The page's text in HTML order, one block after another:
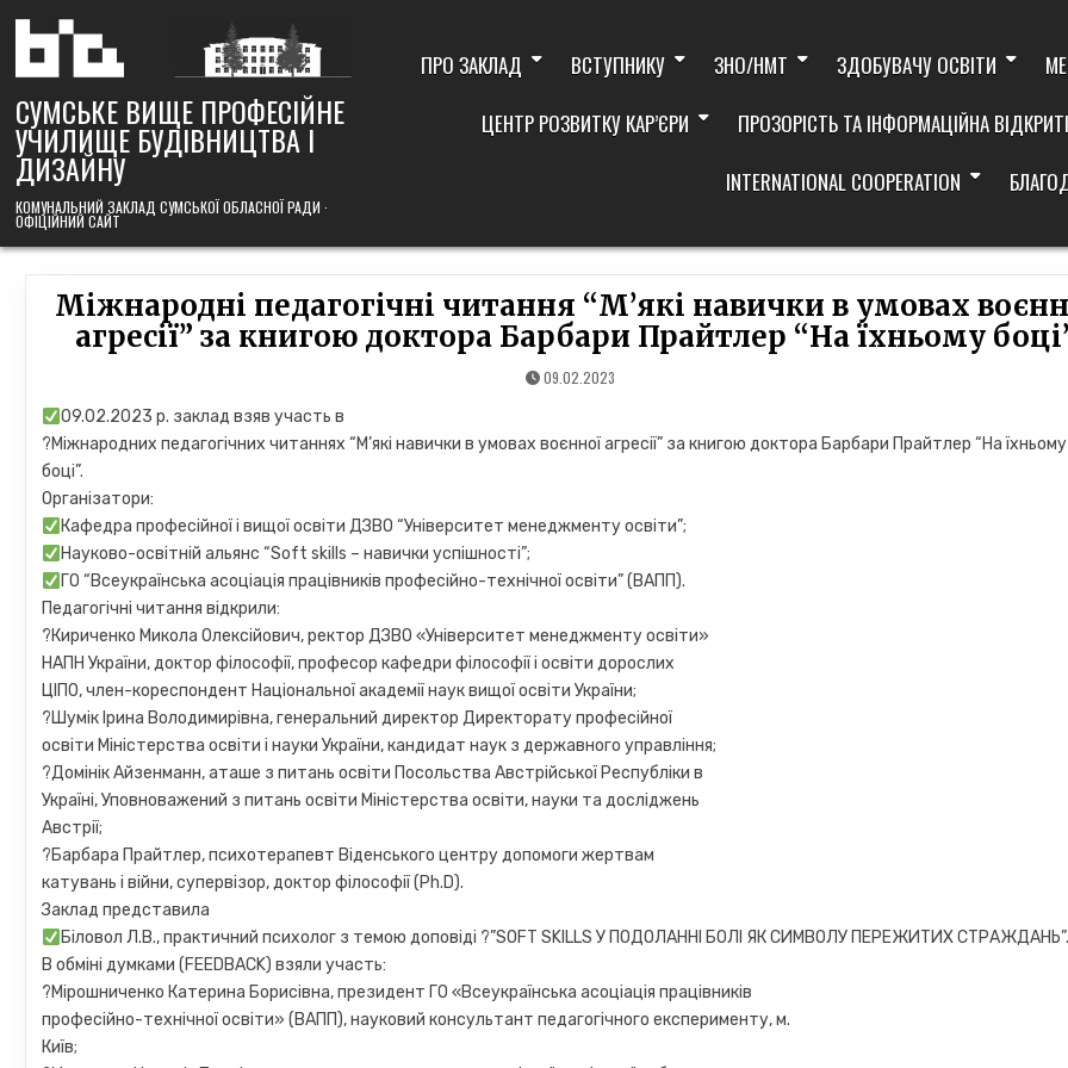
content
СУМСЬКЕ ВИЩЕ ПРОФЕСІЙНЕ
УЧИЛИЩЕ БУДІВНИЦТВА І
ДИЗАЙНУ
КОМУНАЛЬНИЙ ЗАКЛАД СУМСЬКОЇ ОБЛАСНОЇ РАДИ ·
ОФІЦІЙНИЙ САЙТ
ПРО ЗАКЛАД ВСТУПНИКУ ЗНО/НМТ ЗДОБУВАЧУ ОСВІТИ
ЦЕНТР РОЗВИТКУ КАР’ЄРИ
ПРОЗОРІСТЬ ТА ІНФОРМАЦІЙНА
INTERNATIONAL COOPERATION
Міжнародні педагогічні читання “М’які навички в умовах
агресії” за книгою доктора Барбари Прайтлер “На їхньому
09.02.2023
09.02.2023 р. заклад взяв участь в
?Міжнародних педагогічних читаннях “М’які навички в умовах воєнної агресії” за книгою доктора Барбари Прайтлер “На їхньому
боці”.
Організатори:
Кафедра професійної і вищої освіти ДЗВО “Університет менеджменту освіти”;
Науково-освітній альянс “Soft skills – навички успішності”;
ГО “Всеукраїнська асоціація працівників професійно-технічної освіти” (ВАПП).
Педагогічні читання відкрили:
?Кириченко Микола Олексійович, ректор ДЗВО «Університет менеджменту освіти»
НАПН України, доктор філософії, професор кафедри філософії і освіти дорослих
ЦІПО, член-кореспондент Національної академії наук вищої освіти України;
?Шумік Ірина Володимирівна, генеральний директор Директорату професійної
освіти Міністерства освіти і науки України, кандидат наук з державного управління;
?Домінік Айзенманн, аташе з питань освіти Посольства Австрійської Республіки в
Україні, Уповноважений з питань освіти Міністерства освіти, науки та досліджень
Австрії;
?Барбара Прайтлер, психотерапевт Віденського центру допомоги жертвам
катувань і війни, супервізор, доктор філософії (Ph.D).
Заклад представила
Біловол Л.В., практичний психолог з темою доповіді ?”SOFT SKILLS У ПОДОЛАННІ БОЛІ ЯК СИМВОЛУ ПЕРЕЖИТИХ
В обміні думками (FEEDBACK) взяли участь:
?Мірошниченко Катерина Борисівна, президент ГО «Всеукраїнська асоціація працівників
професійно-технічної освіти» (ВАПП), науковий консультант педагогічного експерименту, м.
Київ;